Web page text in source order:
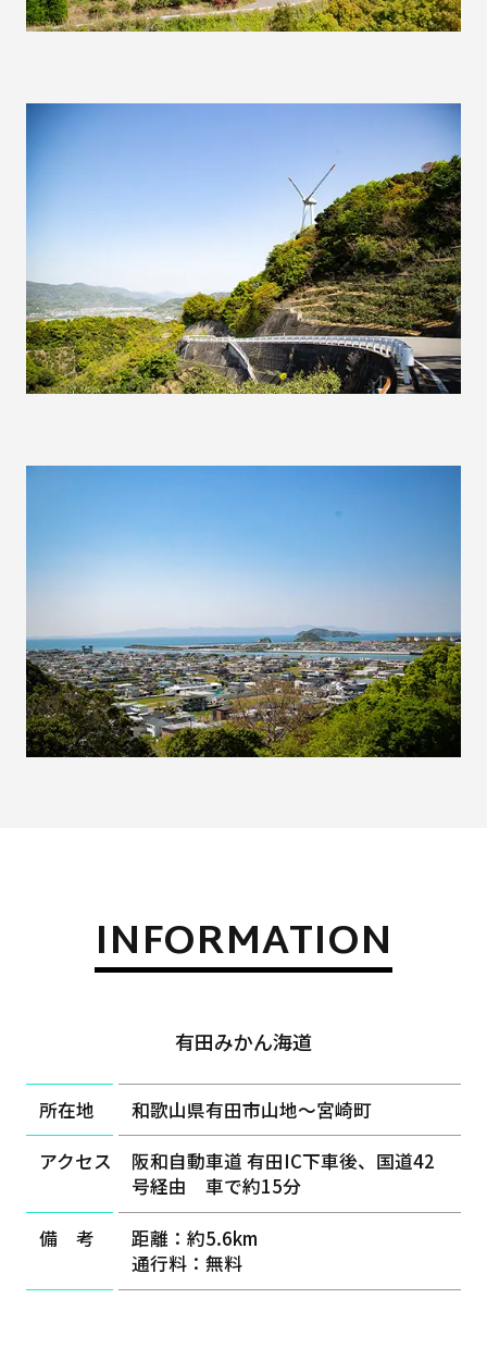
INFORMATION
有田みかん海道
所在地
和歌山県有田市山地～宮崎町
アクセス
阪和自動車道 有田IC下車後、国道42
号経由 車で約15分
備 考
距離：約5.6km
通行料：無料